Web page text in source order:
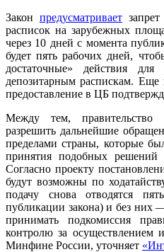
Закон предусматриваетзапрет
расписок на зарубежных
через 10 дней с момента
будет пять рабочих дней,
достаточные» действия
депозитарным распискам. Еще
предоставление в ЦБ
Между тем, правительство
разрешить дальнейшие
пределами страны, которые
принятия подобных решений
Согласно проекту
будут возможны по
подачу снова отводятся
публикации закона) и без них
принимать подкомиссия
контролю за осуществлением
Минфине России, уточняет